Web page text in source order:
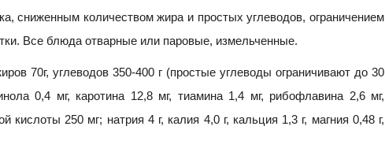
сниженным количеством жира и простых углеводов, ограничением
Все блюда отварные или паровые, измельченные.
70г, углеводов 350-400 г (простые углеводы ограничивают до 30
0,4 мг, каротина 12,8 мг, тиамина 1,4 мг, рибофлавина 2,6 мг,
кислоты 250 мг; натрия 4 г, калия 4,0 г, кальция 1,3 г, магния 0,48 г,